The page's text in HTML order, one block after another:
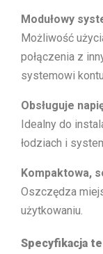
Modułowy
Możliwość
połączenia z
systemowi
Obsługuje
Idealny do
łodziach i
Kompaktowa,
Oszczędza
użytkowaniu.
Specyfikacja